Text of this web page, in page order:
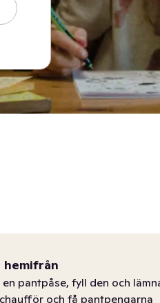
hemifrån
en pantpåse, fyll den och
och få pantpengarna